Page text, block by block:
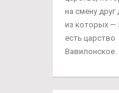
на смену друг
из которых —
есть царство
Вавилонское.